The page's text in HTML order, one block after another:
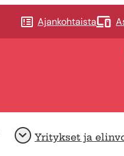
Ajankohtaista
AvaaYritykset ja